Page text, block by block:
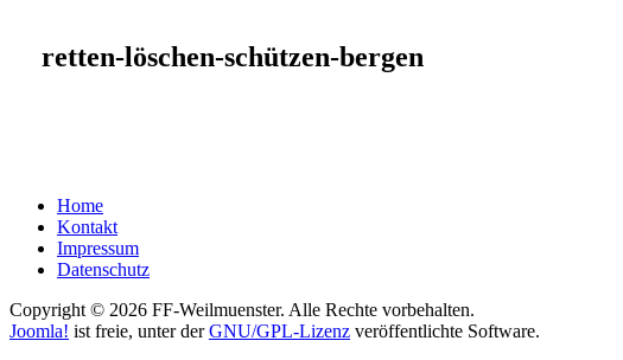
retten-löschen-schützen-bergen
Home
Kontakt
Impressum
Datenschutz
Copyright © 2026 FF-Weilmuenster. Alle Rechte vorbehalten.
Joomla! ist freie, unter derGNU/GPL-Lizenz veröffentlichte Software.